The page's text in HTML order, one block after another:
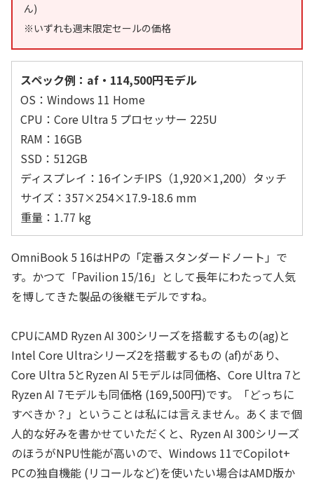
ん)
※いずれも週末限定セールの価格
スペック例：af・114,500円モデル
OS：Windows 11 Home
CPU：Core Ultra 5 プロセッサー 225U
RAM：16GB
SSD：512GB
ディスプレイ：16インチIPS（1,920×1,200）タッチ
サイズ：357×254×17.9-18.6 mm
重量：1.77 kg
OmniBook 5 16はHPの「定番スタンダードノート」で
す。かつて「Pavilion 15/16」として長年にわたって人気
を博してきた製品の後継モデルですね。
CPUにAMD Ryzen AI 300シリーズを搭載するもの(ag)と
Intel Core Ultraシリーズ2を搭載するもの (af)があり、
Core Ultra 5とRyzen AI 5モデルは同価格、Core Ultra 7と
Ryzen AI 7モデルも同価格 (169,500円)です。「どっちに
すべきか？」ということは私には言えません。あくまで個
人的な好みを書かせていただくと、Ryzen AI 300シリーズ
のほうがNPU性能が高いので、Windows 11でCopilot+
PCの独自機能 (リコールなど)を使いたい場合はAMD版か